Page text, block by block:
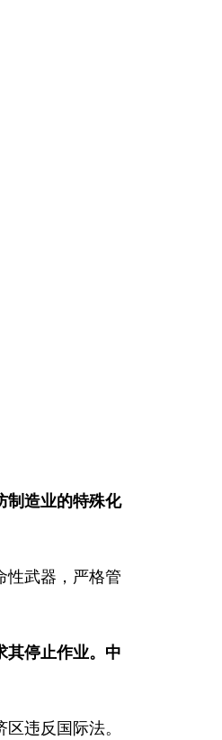
制造业的特殊化
性武器，严格管
其停止作业。中
违反国际法。